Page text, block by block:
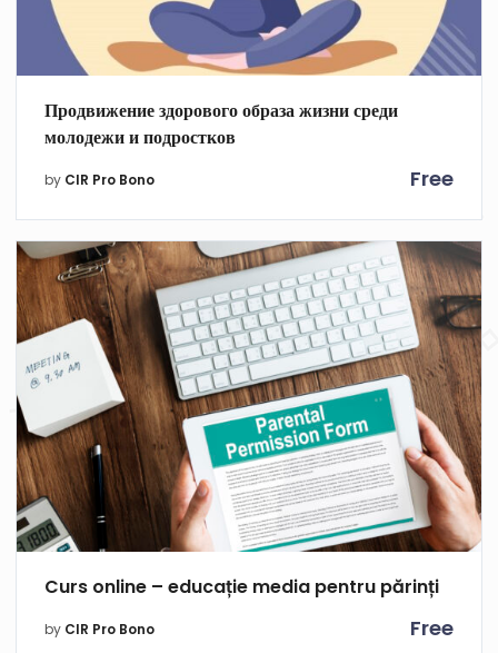
Продвижение здорового образа жизни среди
молодежи и подростков
by CIR Pro Bono Free
Curs online – educație media pentru părinți
by CIR Pro Bono Free